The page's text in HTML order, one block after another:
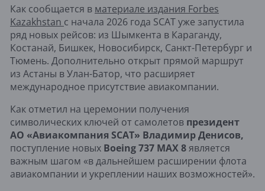
Как сообщается в материале издания Forbes
Kazakhstan с начала 2026 года SCAT уже запустила
ряд новых рейсов: из Шымкента в Караганду,
Костанай, Бишкек, Новосибирск, Санкт-Петербург и
Тюмень. Дополнительно открыт прямой маршрут
из Астаны в Улан-Батор, что расширяет
международное присутствие авиакомпании.
Как отметил на церемонии получения
символических ключей от самолетов президент
АО «Авиакомпания SCAT» Владимир Денисов,
поступление новых Boeing 737 MAX 8 является
важным шагом «в дальнейшем расширении флота
авиакомпании и укреплении наших возможностей».